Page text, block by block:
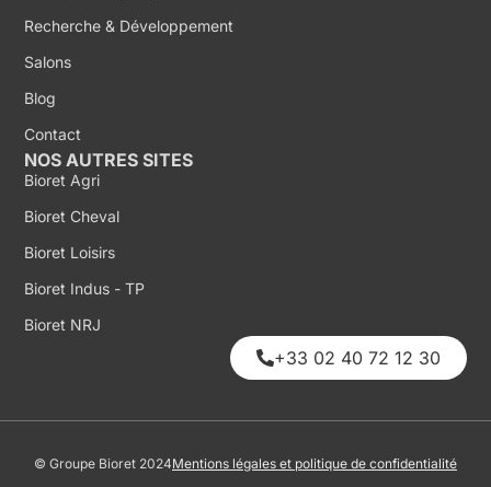
Recherche & Développement
Salons
Blog
Contact
NOS AUTRES SITES
Bioret Agri
Bioret Cheval
Bioret Loisirs
Bioret Indus - TP
Bioret NRJ
+33 02 40 72 12 30
© Groupe Bioret 2024Mentions légales et politique de confidentialité